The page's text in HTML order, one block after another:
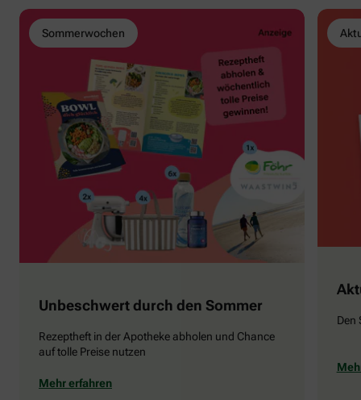
Sommerwochen
Unbeschwert durch den Sommer
Rezeptheft in der Apotheke abholen und Chance
auf tolle Preise nutzen
Mehr erfahren
Den